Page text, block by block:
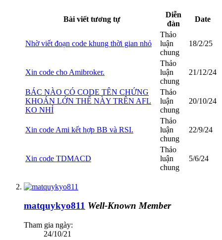
Bài viết tương tự
Diễn
đàn
Date
Nhờ viết đoạn code khung thời gian nhỏ
Thảo
luận
chung
18/2/25
Xin code cho Amibroker.
Thảo
luận
chung
21/12/24
BÁC NÀO CÓ CODE TÊN CHỨNG
KHOÁN LỚN THẾ NÀY TRÊN AFL
KO NHỈ
Thảo
luận
chung
20/10/24
Xin code Ami kết hợp BB và RSI.
Thảo
luận
chung
22/9/24
Xin code TDMACD
Thảo
luận
chung
5/6/24
matquykyo811 Well-Known Member
Tham gia ngày:
24/10/21